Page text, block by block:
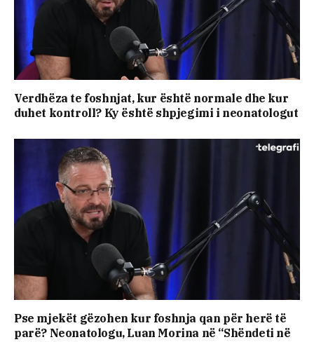
Verdhëza te foshnjat, kur është normale dhe kur
duhet kontroll? Ky është shpjegimi i neonatologut
Pse mjekët gëzohen kur foshnja qan për herë të
parë? Neonatologu, Luan Morina në “Shëndeti në